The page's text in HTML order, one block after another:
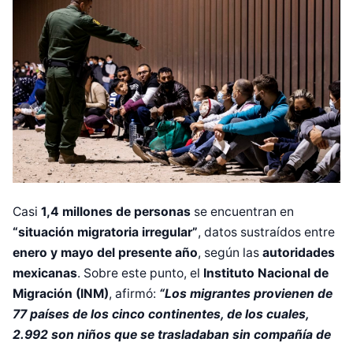
Casi 1,4 millones de personas se encuentran en
“situación migratoria irregular”, datos sustraídos entre
enero y mayo del presente año, según las autoridades
mexicanas. Sobre este punto, el Instituto Nacional de
Migración (INM), afirmó: “Los migrantes provienen de
77 países de los cinco continentes, de los cuales,
2.992 son niños que se trasladaban sin compañía de